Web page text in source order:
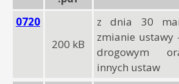
0720
200 kB
z dnia 30
zmianie ustawy
drogowym
innych ustaw